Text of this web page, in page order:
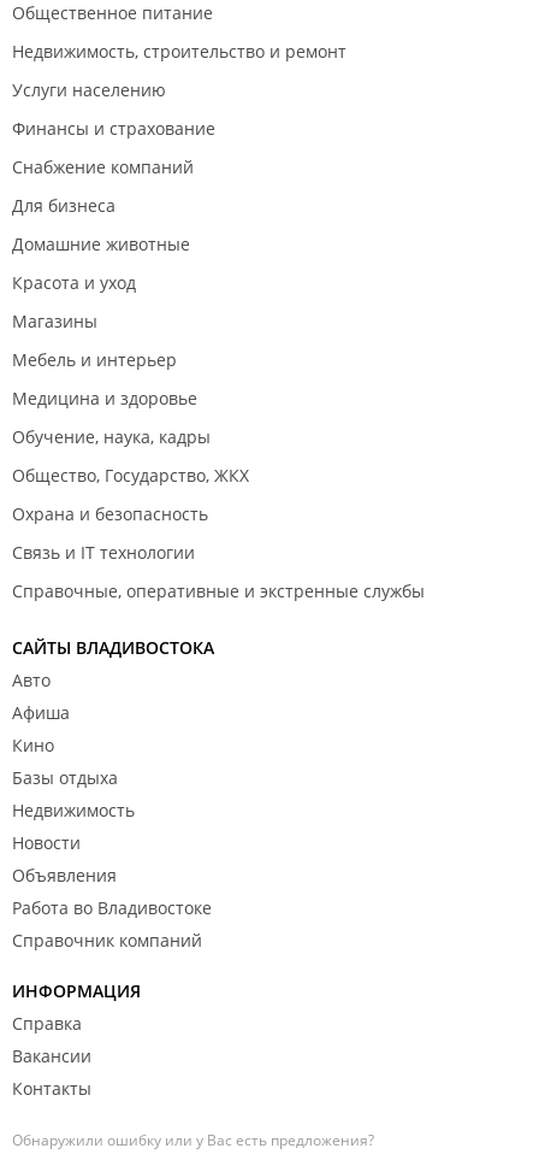
Общественное питание
Недвижимость, строительство и ремонт
Услуги населению
Финансы и страхование
Снабжение компаний
Для бизнеса
Домашние животные
Красота и уход
Магазины
Мебель и интерьер
Медицина и здоровье
Обучение, наука, кадры
Общество, Государство, ЖКХ
Охрана и безопасность
Связь и IT технологии
Справочные, оперативные и экстренные службы
САЙТЫ ВЛАДИВОСТОКА
Авто
Афиша
Кино
Базы отдыха
Недвижимость
Новости
Объявления
Работа во Владивостоке
Справочник компаний
ИНФОРМАЦИЯ
Справка
Вакансии
Контакты
Обнаружили ошибку или у Вас есть предложения?